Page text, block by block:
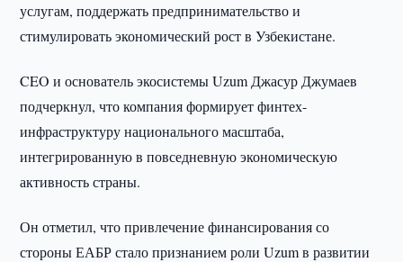
услугам, поддержать предпринимательство и
стимулировать экономический рост в Узбекистане.
CEO и основатель экосистемы Uzum Джасур Джумаев
подчеркнул, что компания формирует финтех-
инфраструктуру национального масштаба,
интегрированную в повседневную экономическую
активность страны.
Он отметил, что привлечение финансирования со
стороны ЕАБР стало признанием роли Uzum в развитии